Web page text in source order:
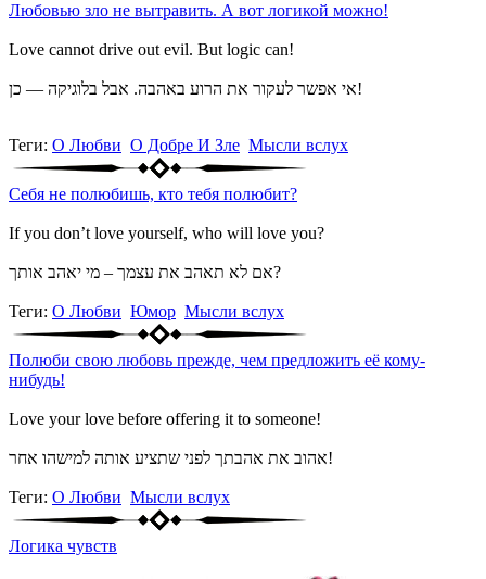
Любовью зло не вытравить. А вот логикой можно!
Love cannot drive out evil. But logic can!
אי אפשר לעקור את הרוע באהבה. אבל בלוגיקה — כן!
Теги: О Любви О Добре И Зле Мысли вслух
Себя не полюбишь, кто тебя полюбит?
If you don’t love yourself, who will love you?
אם לא תאהב את עצמך – מי יאהב אותך?
Теги: О Любви Юмор Мысли вслух
Полюби свою любовь прежде, чем предложить её кому-
нибудь!
Love your love before offering it to someone!
אהוב את אהבתך לפני שתציע אותה למישהו אחר!
Теги: О Любви Мысли вслух
Логика чувств